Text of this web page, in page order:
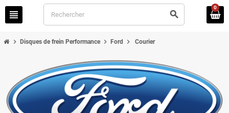
view_headline search
0
chevron_right Disques de frein Performance chevron_right Ford chevron_right Courier